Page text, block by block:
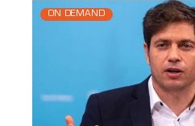
ON DEMAND